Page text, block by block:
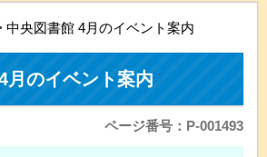
中央図書館 4月のイベント案内
月のイベント案内
ページ番号：P-001493